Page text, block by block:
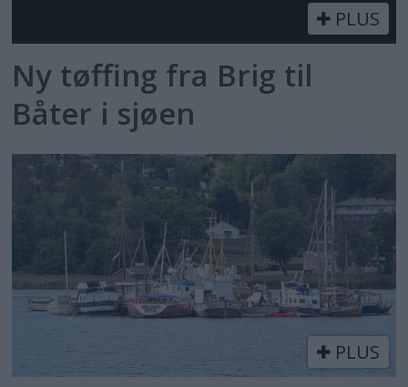
PLUS
Ny tøffing fra Brig til
Båter i sjøen
PLUS